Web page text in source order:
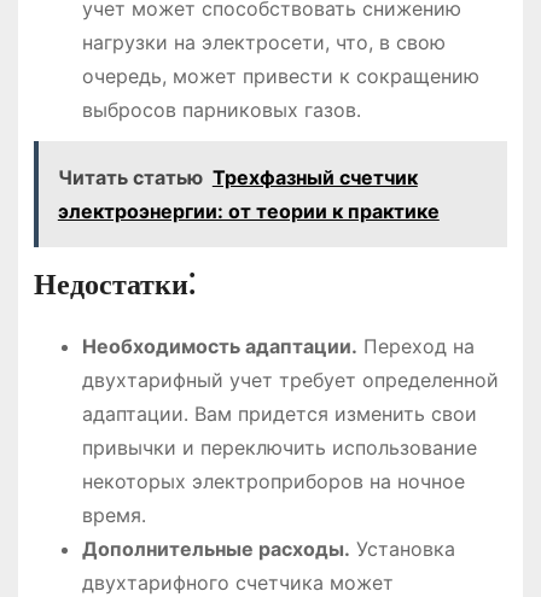
учет может способствовать снижению
нагрузки на электросети, что, в свою
очередь, может привести к сокращению
выбросов парниковых газов․
Читать статью Трехфазный счетчик
электроэнергии: от теории к практике
Недостатки⁚
Необходимость адаптации․ Переход на
двухтарифный учет требует определенной
адаптации․ Вам придется изменить свои
привычки и переключить использование
некоторых электроприборов на ночное
время․
Дополнительные расходы․ Установка
двухтарифного счетчика может